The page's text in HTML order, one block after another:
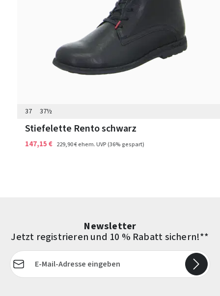
37 37½
Stiefelette Rento schwarz
147,15 € 229,90 €ehem. UVP(36% gespart)
Newsletter
Jetzt registrieren und 10 % Rabatt sichern!**
E-Mail-Adresse*